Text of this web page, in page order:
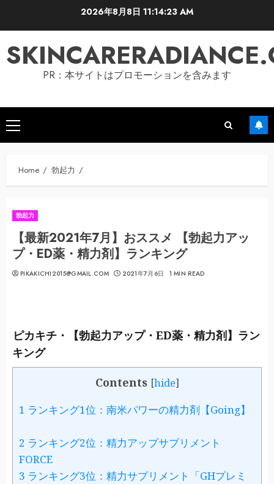
2026年8月8日 11:14:23 AM
PR：本サイトはプロモーションを含みます
Primary
Menu
Home 勃起力
勃起力
【最新2021年7月】おススメ 【勃起力アッ
プ・ED薬・精力剤】ランキング
PIKAKICHI2015@GMAIL.COM 2021年7月6日 1 MIN READ
ピカキチ・【勃起力アップ・ED薬・精力剤】ラン
キング
Contents [hide]
1 ランキング1位：南米パワーの精力剤【Going】
2 ランキング2位：精力アップサプリメント
FORCE
3 ランキング3位：精力サプリメント「GHプレミ